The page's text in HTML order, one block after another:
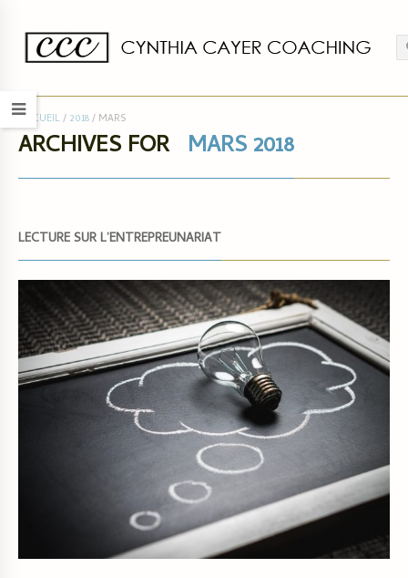
ACCUEIL/ 2018/ MARS
ARCHIVES FOR MARS 2018
LECTURE SUR L’ENTREPREUNARIAT